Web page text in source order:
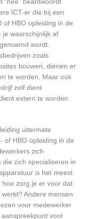
ICT-er die bij een
of HBO opleiding in de
je waarschijnlijk af
wordt.
zoals
bouwen, dienen er
te worden. Maar ook
zelf dient
extern te worden
uitermate
of HBO opleiding in de
zich
zich specialiseren in
is het meest
zorg je er voor dat
Andere mensen
voor medewerker
voor